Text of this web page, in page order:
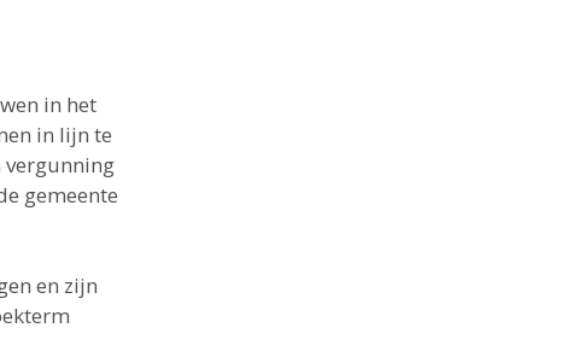
in het
in lijn te
vergunning
gemeente
en zijn